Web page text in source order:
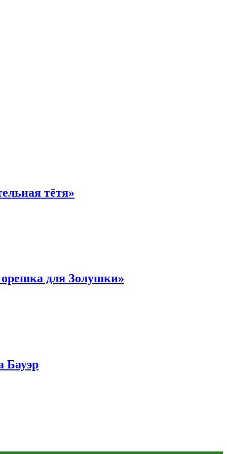
тётя»
для Золушки»
Бауэр